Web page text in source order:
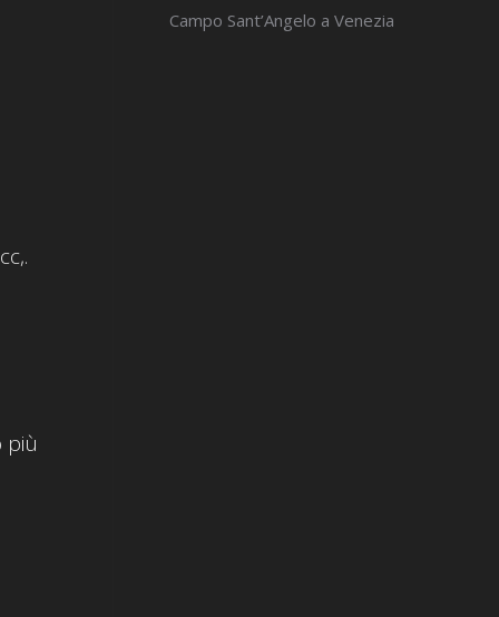
più
Campo Sant’Angelo a Venezia